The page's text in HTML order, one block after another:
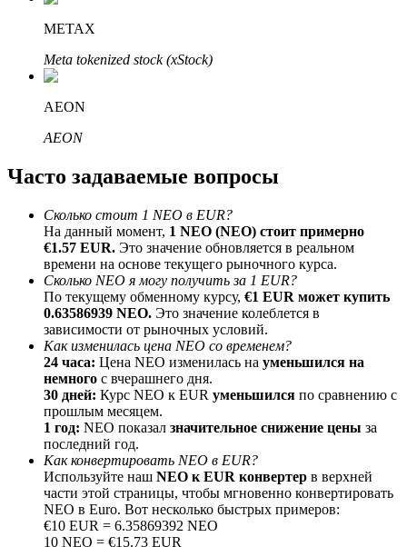
Партнеры Bitrue
Реферал
Пригласите друга, чтобы получить денежные
вознаграждения
BTC Welcome Rewards
METAX
Meta tokenized stock (xStock)
AEON
AEON
Часто задаваемые вопросы
Сколько стоит 1 NEO в EUR?
На данный момент, 1 NEO (NEO) стоит примерно
€1.57 EUR. Это значение обновляется в реальном
времени на основе текущего рыночного курса.
Сколько NEO я могу получить за 1 EUR?
По текущему обменному курсу, €1 EUR может купить
0.63586939 NEO. Это значение колеблется в
зависимости от рыночных условий.
Как изменилась цена NEO со временем?
24 часа: Цена NEO изменилась на уменьшился на
немного с вчерашнего дня.
30 дней: Курс NEO к EUR уменьшился по сравнению с
прошлым месяцем.
1 год: NEO показал значительное снижение цены за
последний год.
Как конвертировать NEO в EUR?
Используйте наш NEO к EUR конвертер в верхней
части этой страницы, чтобы мгновенно конвертировать
NEO в Euro. Вот несколько быстрых примеров:
€10 EUR = 6.35869392 NEO
10 NEO = €15.73 EUR